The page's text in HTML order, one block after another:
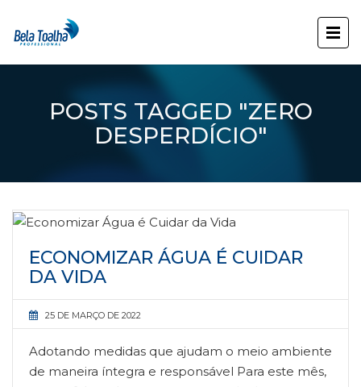
POSTS TAGGED "ZERO
DESPERDÍCIO"
ECONOMIZAR ÁGUA É CUIDAR
DA VIDA
25 DE MARÇO DE 2022
Adotando medidas que ajudam o meio ambiente
de maneira íntegra e responsável Para este mês,